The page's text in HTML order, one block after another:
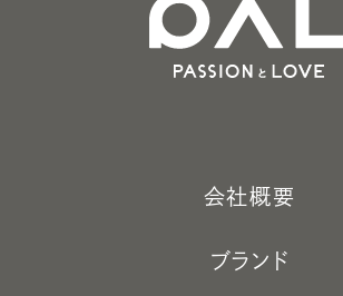
会社概要
ブランド